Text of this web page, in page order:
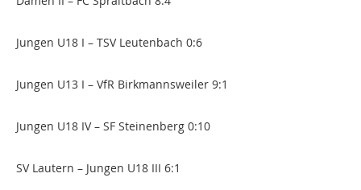
Jungen U18 I – TSV Leutenbach 0:6
Jungen U13 I – VfR Birkmannsweiler 9:1
Jungen U18 IV – SF Steinenberg 0:10
SV Lautern – Jungen U18 III 6:1